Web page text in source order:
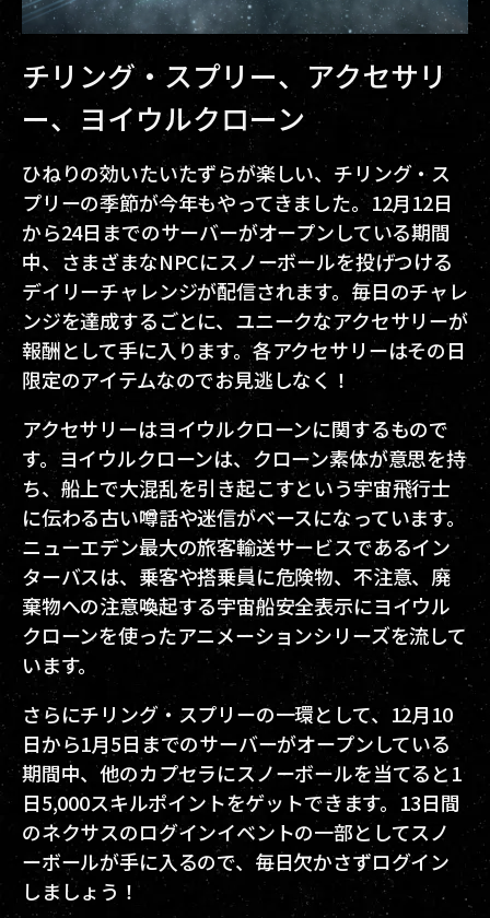
チリング・スプリー、アクセサリ
ー、ヨイウルクローン
ひねりの効いたいたずらが楽しい、チリング・ス
プリーの季節が今年もやってきました。12月12日
から24日までのサーバーがオープンしている期間
中、さまざまなNPCにスノーボールを投げつける
デイリーチャレンジが配信されます。毎日のチャレ
ンジを達成するごとに、ユニークなアクセサリーが
報酬として手に入ります。各アクセサリーはその日
限定のアイテムなのでお見逃しなく！
アクセサリーはヨイウルクローンに関するもので
す。ヨイウルクローンは、クローン素体が意思を持
ち、船上で大混乱を引き起こすという宇宙飛行士
に伝わる古い噂話や迷信がベースになっています。
ニューエデン最大の旅客輸送サービスであるイン
ターバスは、乗客や搭乗員に危険物、不注意、廃
棄物への注意喚起する宇宙船安全表示にヨイウル
クローンを使ったアニメーションシリーズを流して
います。
さらにチリング・スプリーの一環として、12月10
日から1月5日までのサーバーがオープンしている
期間中、他のカプセラにスノーボールを当てると1
日5,000スキルポイントをゲットできます。13日間
のネクサスのログインイベントの一部としてスノ
ーボールが手に入るので、毎日欠かさずログイン
しましょう！